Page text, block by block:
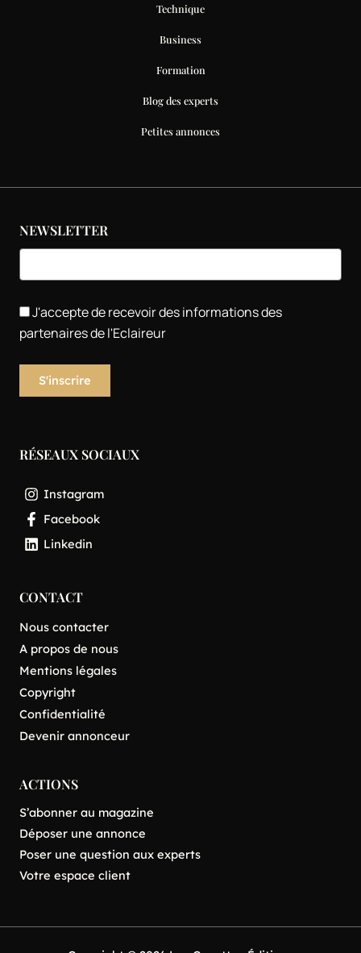
Technique
Business
Formation
Blog des experts
Petites annonces
NEWSLETTER
J'accepte de recevoir des informations des
partenaires de l'Eclaireur
RÉSEAUX SOCIAUX
Instagram
Facebook
Linkedin
CONTACT
Nous contacter
A propos de nous
Mentions légales
Copyright
Confidentialité
Devenir annonceur
ACTIONS
S’abonner au magazine
Déposer une annonce
Poser une question aux experts
Votre espace client